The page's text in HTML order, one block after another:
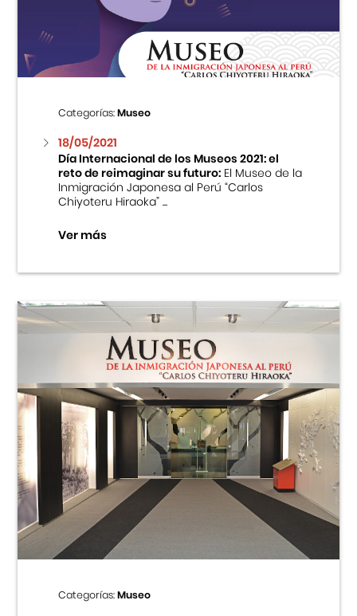
Centro Cultural Peruano Japonés
Cursos
Museo de la Inmigración Japonesa
Fondo Editorial
Teatro Peruano Japonés
Categorías:Museo
18/05/2021
Día Internacional de los Museos 2021: el
reto de reimaginar su futuro:El Museo de la
Inmigración Japonesa al Perú “Carlos
Chiyoteru Hiraoka” ...
Ver más
Categorías:Museo